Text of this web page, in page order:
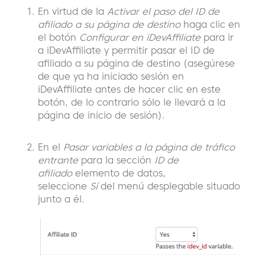
En virtud de la Activar el paso del ID de
afiliado a su página de destinohaga clic en
el botón Configurar en iDevAffiliatepara ir
a iDevAffiliate y permitir pasar el ID de
afiliado a su página de destino (asegúrese
de que ya ha iniciado sesión en
iDevAffiliate antes de hacer clic en este
botón, de lo contrario sólo le llevará a la
página de inicio de sesión).
En el Pasar variables a la página de tráfico
entrantepara la sección ID de
afiliadoelemento de datos,
seleccione Sídel menú desplegable situado
junto a él.